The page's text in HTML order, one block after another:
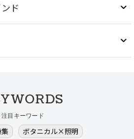
ド
注目キーワード
ボタニカル×照明